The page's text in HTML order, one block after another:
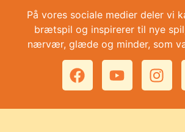
På vores sociale medier deler vi
brætspil og inspirerer til nye
nærvær, glæde og minder, som